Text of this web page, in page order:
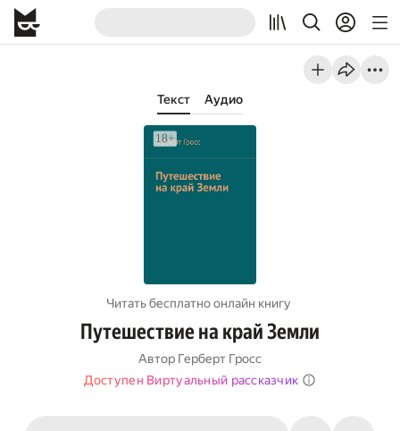
Текст Аудио
Читать бесплатно онлайн книгу
Путешествие на край Земли
Автор Герберт Гросс
Доступен Виртуальный рассказчик